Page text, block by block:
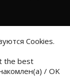
Cookies.
the best
/ OK